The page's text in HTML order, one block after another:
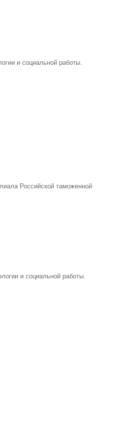
и социальной работы.
Российской таможенной
и социальной работы.